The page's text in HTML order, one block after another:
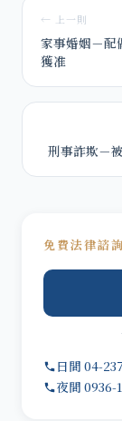
← 上一則
家事婚姻－配
獲准
刑事詐欺－
免費法律諮詢
日間 04-
夜間 0936-